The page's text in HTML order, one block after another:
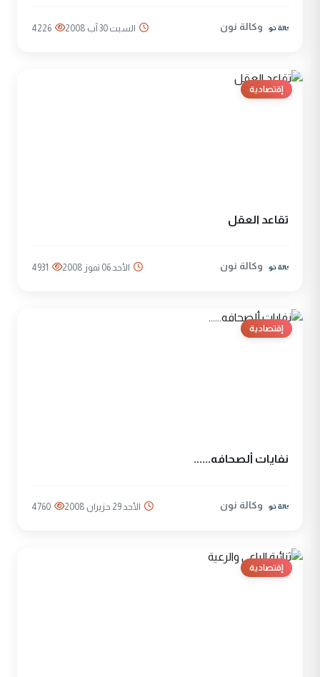
وكالة نون السبت 30 آب 2008 4226
إقتصادية
تقاعد العقل
وكالة نون الأحد 06 تموز 2008 4931
إقتصادية
نفايات ألصحافه......
وكالة نون الأحد 29 حزيران 2008 4760
إقتصادية